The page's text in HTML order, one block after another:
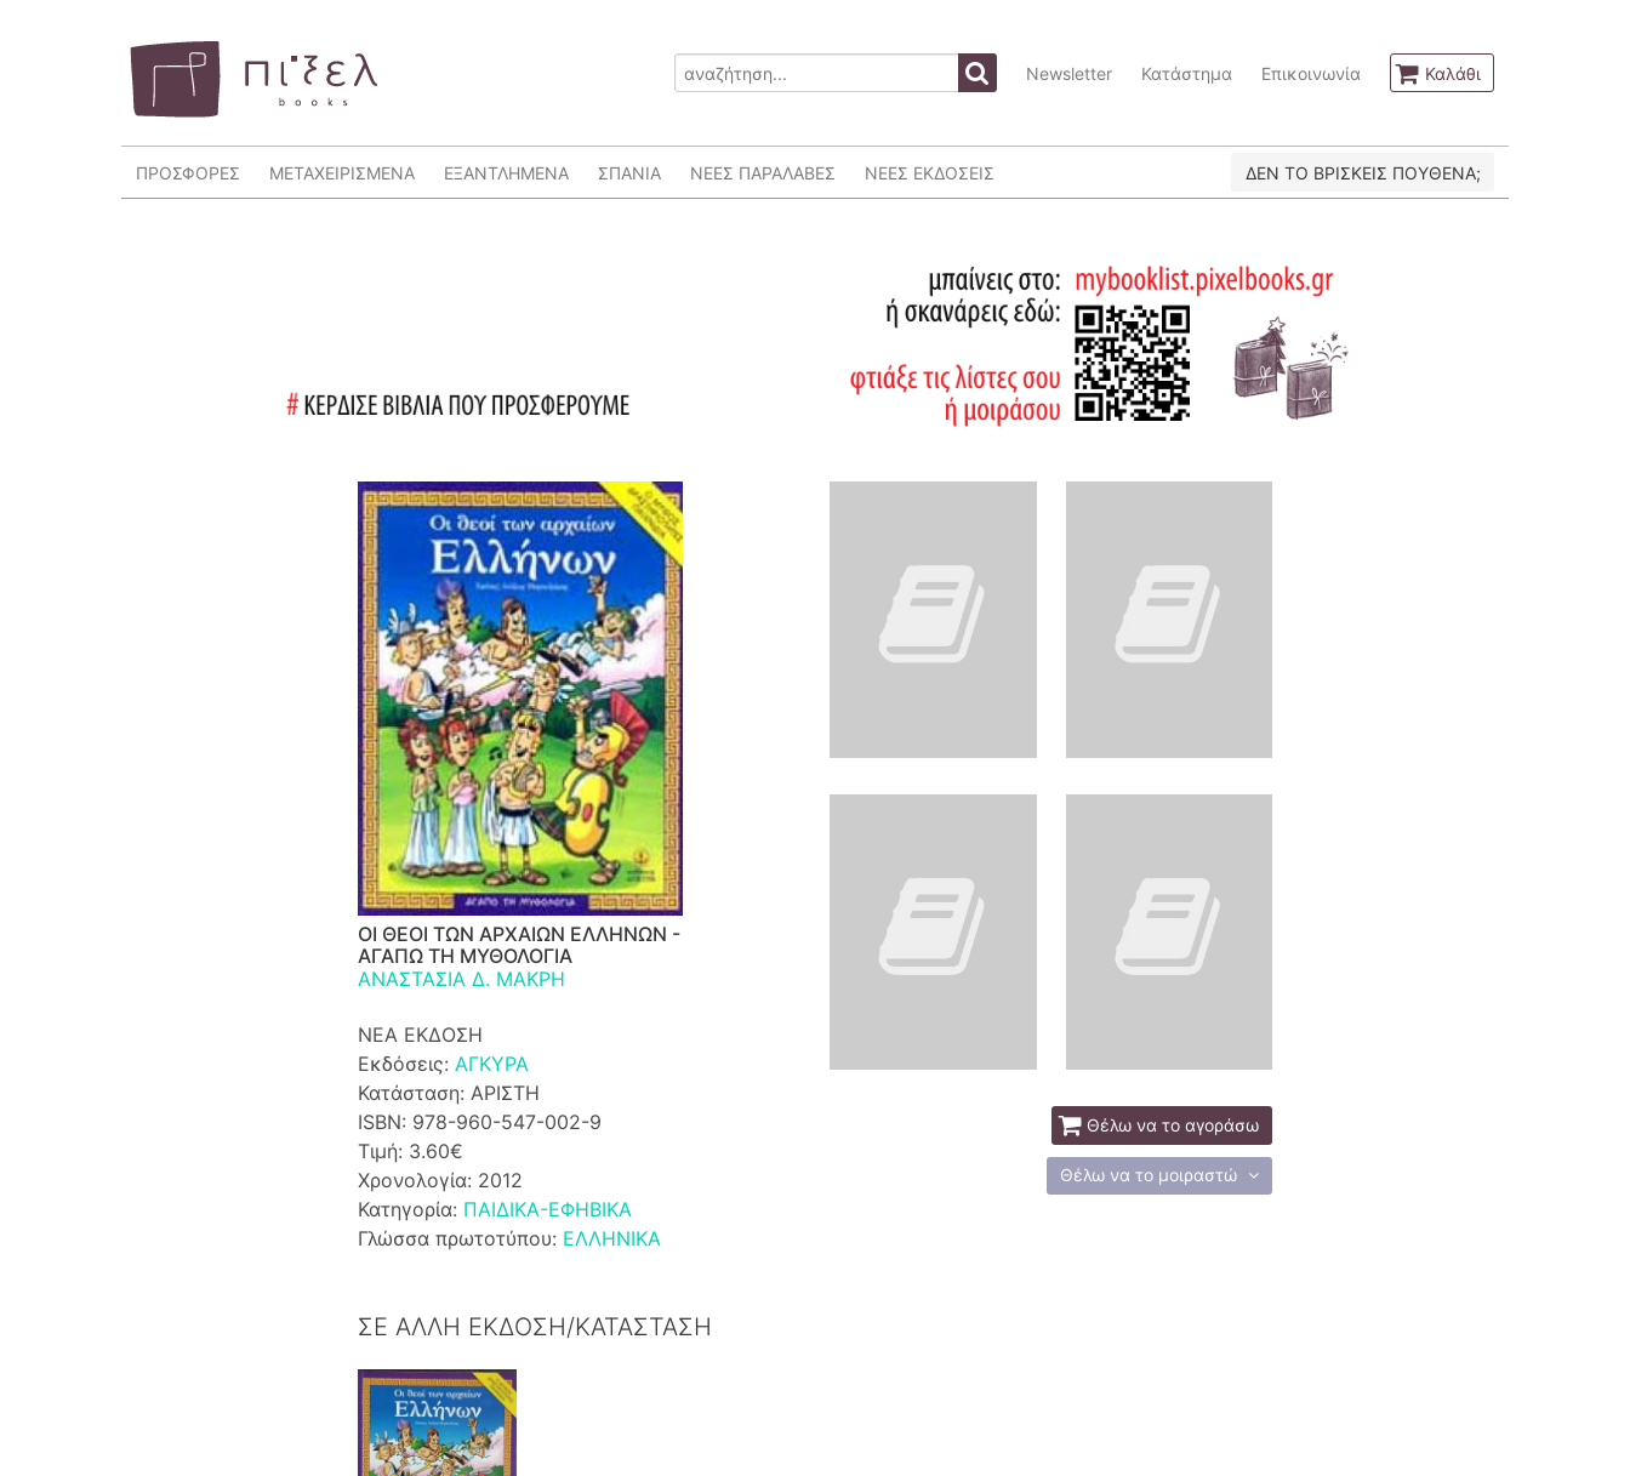
Newsletter Κατάστημα Επικοινωνία Καλάθι
ΠΡΟΣΦΟΡΕΣ ΜΕΤΑΧΕΙΡΙΣΜΕΝΑ ΕΞΑΝΤΛΗΜΕΝΑ ΣΠΑΝΙΑ ΝΕΕΣ ΠΑΡΑΛΑΒΕΣ ΝΕΕΣ ΕΚΔΟΣΕΙΣ ΔΕΝ ΤΟ ΒΡΙΣΚΕΙΣ ΠΟΥΘΕΝΑ;
ΟΙ ΘΕΟΙ ΤΩΝ ΑΡΧΑΙΩΝ ΕΛΛΗΝΩΝ -
ΑΓΑΠΩ ΤΗ ΜΥΘΟΛΟΓΙΑ
ΑΝΑΣΤΑΣΙΑ Δ. ΜΑΚΡΗ
ΝΕΑ ΕΚΔΟΣΗ
Εκδόσεις: ΑΓΚΥΡΑ
Κατάσταση: ΑΡΙΣΤΗ
ISBN: 978-960-547-002-9
Τιμή: 3.60€
Χρονολογία: 2012
Κατηγορία: ΠΑΙΔΙΚΑ-ΕΦΗΒΙΚΑ
Γλώσσα πρωτοτύπου: ΕΛΛΗΝΙΚΑ
Θέλω να το αγοράσω
Θέλω να το μοιραστώ
ΣΕ ΑΛΛΗ ΕΚΔΟΣΗ/ΚΑΤΑΣΤΑΣΗ